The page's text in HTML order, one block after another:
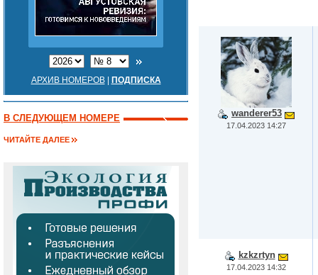
АРХИВ НОМЕРОВ| ПОДПИСКА
В СЛЕДУЮЩЕМ НОМЕРЕ
ЧИТАЙТЕ ДАЛЕЕ
wanderer53
17.04.2023 14:27
kzkzrtyn
17.04.2023 14:32